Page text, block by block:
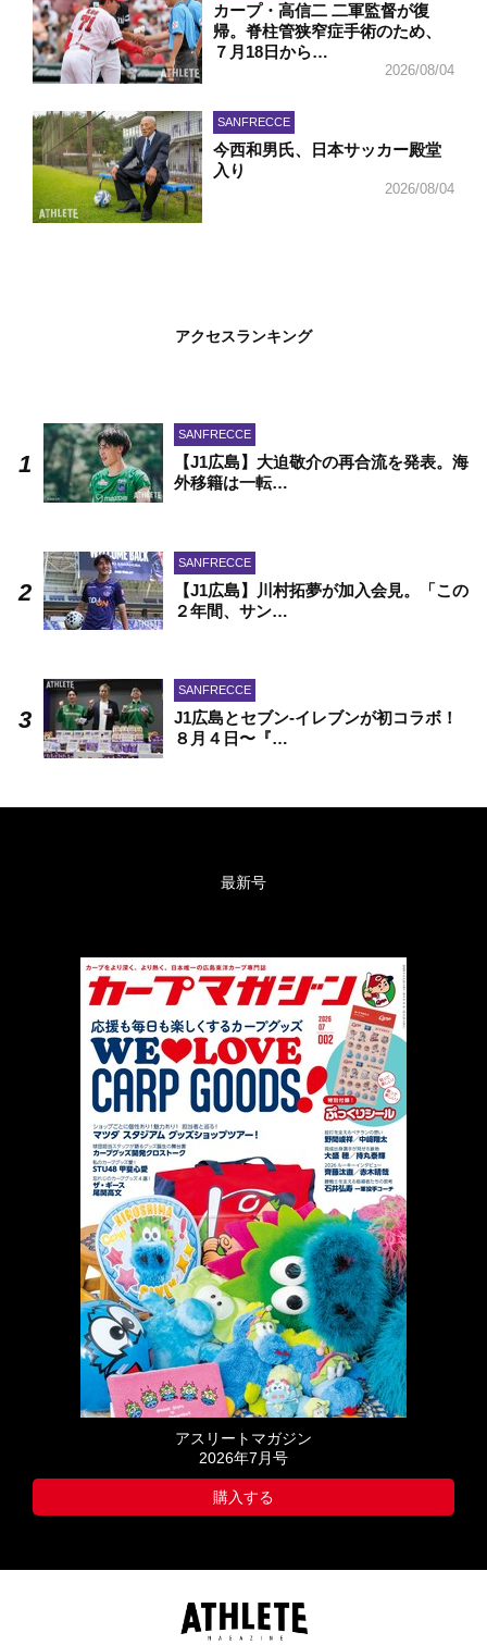
カープ・高信二 二軍監督が復
帰。脊柱管狭窄症手術のため、
７月18日から…
2026/08/04
SANFRECCE
今西和男氏、日本サッカー殿堂
入り
2026/08/04
アクセスランキング
SANFRECCE
【J1広島】大迫敬介の再合流を発表。海
外移籍は一転…
SANFRECCE
【J1広島】川村拓夢が加入会見。「この
２年間、サン…
SANFRECCE
J1広島とセブン-イレブンが初コラボ！
８月４日〜『…
最新号
アスリートマガジン
2026年7月号
購入する